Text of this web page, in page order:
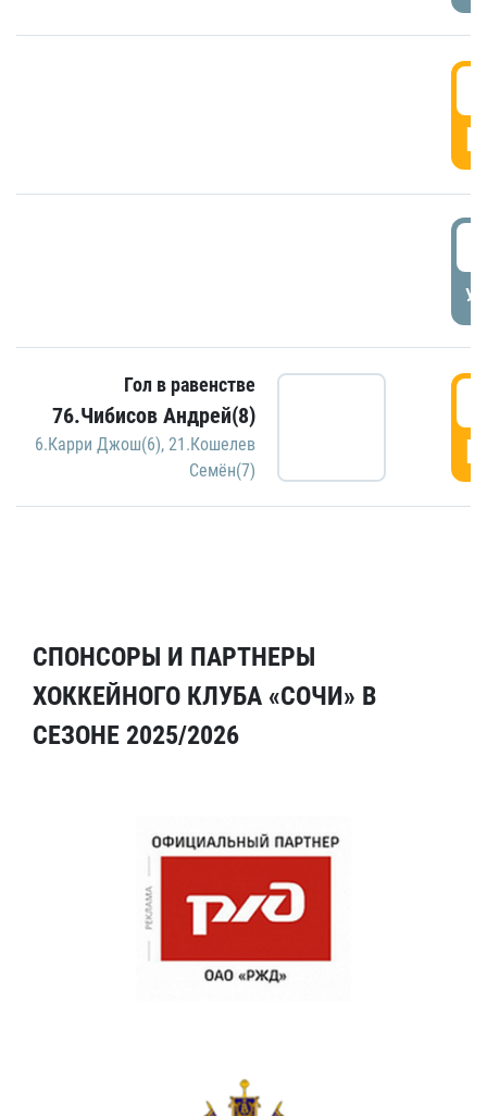
Гол в равенстве
76.Чибисов Андрей(8)
6.Карри Джош(6), 21.Кошелев
Семён(7)
СПОНСОРЫ И ПАРТНЕРЫ
ХОККЕЙНОГО КЛУБА «СОЧИ» В
СЕЗОНЕ 2025/2026